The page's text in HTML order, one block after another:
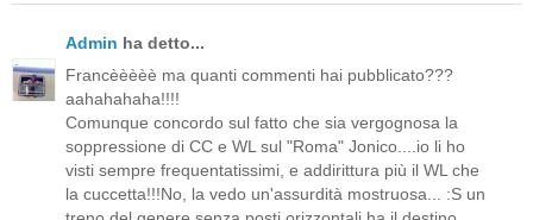
Admin ha detto...
Francèèèèè ma quanti commenti hai pubblicato???
aahahahaha!!!!
Comunque concordo sul fatto che sia vergognosa la
soppressione di CC e WL sul "Roma" Jonico....io li ho
visti sempre frequentatissimi, e addirittura più il WL che
la cuccetta!!!No, la vedo un'assurdità mostruosa... :S un